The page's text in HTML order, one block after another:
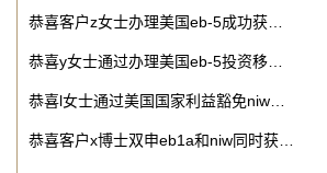
恭喜客户z女士办理美国eb-5成功获…
恭喜y女士通过办理美国eb-5投资移…
恭喜l女士通过美国国家利益豁免niw…
恭喜客户x博士双申eb1a和niw同时获…